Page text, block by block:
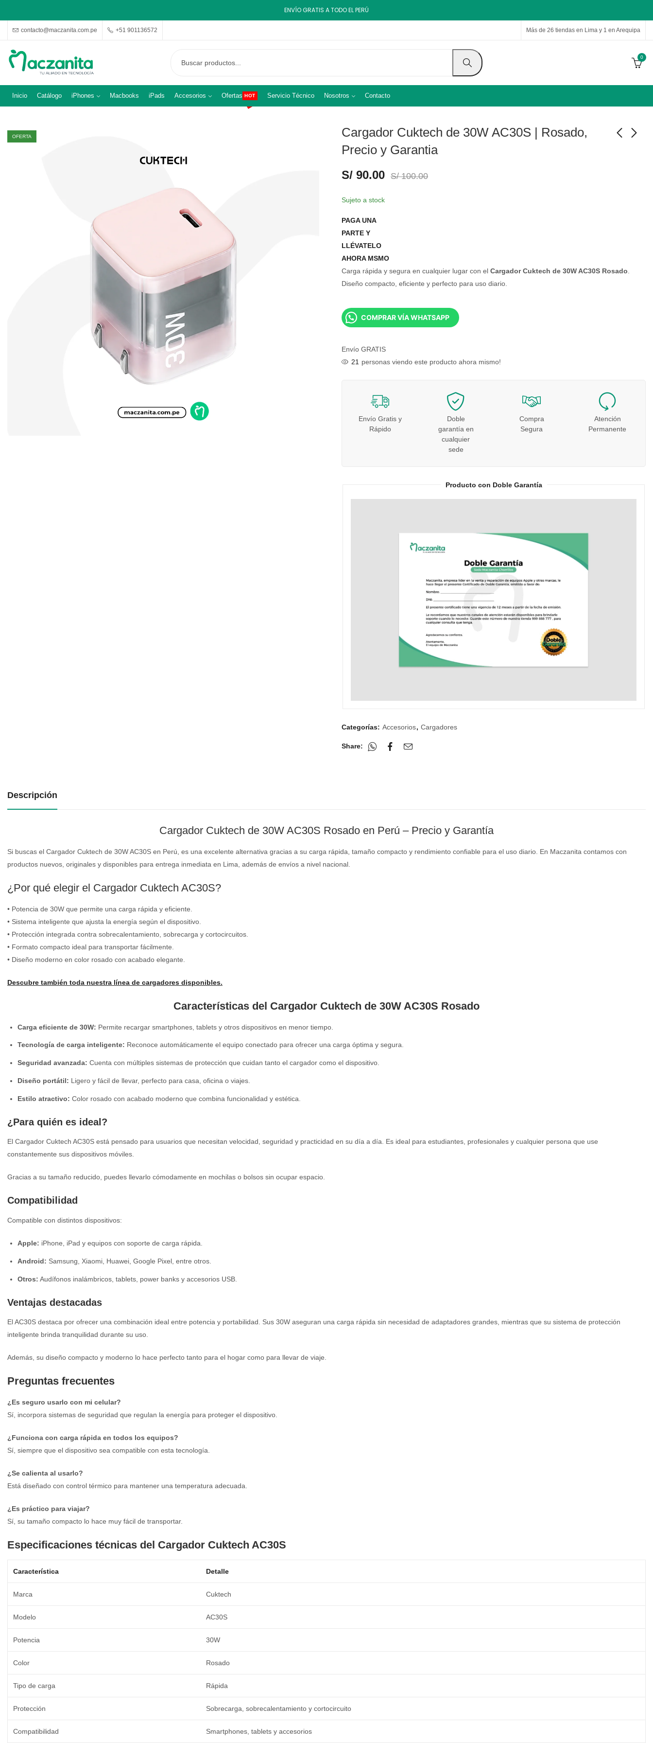
ENVÍO GRATIS A TODO EL PERÚ
contacto@maczanita.com.pe +51 901136572 Más de 26 tiendas en Lima y 1 en Arequipa
0
Inicio Catálogo iPhones Macbooks iPads Accesorios Ofertas HOT Servicio Técnico Nosotros Contacto
OFERTA
Cargador Cuktech de 30W AC30S | Rosado,
Precio y Garantia
S/ 90.00 S/100.00
Sujeto a stock
PAGA UNA
PARTE Y
LLÉVATELO
AHORA MSMO
Carga rápida y segura en cualquier lugar con el Cargador Cuktech de 30W AC30S Rosado
Diseño compacto, eficiente y perfecto para uso diario.
COMPRAR VÍA WHATSAPP
Envío GRATIS
25 personas viendo este producto ahora mismo!
Envío Gratis y
Rápido
Doble
garantía en
cualquier
sede
Compra
Segura
Atención
Permanente
Producto con Doble Garantía
Categorías: Accesorios, Cargadores
Share:
Descripción
Cargador Cuktech de 30W AC30S Rosado en Perú – Precio y Garantía
Si buscas el Cargador Cuktech de 30W AC30S en Perú, es una excelente alternativa gracias a su carga rápida, tamaño compacto y rendimiento confiable para el uso diario. En Maczanita contamos con
productos nuevos, originales y disponibles para entrega inmediata en Lima, además de envíos a nivel nacional.
¿Por qué elegir el Cargador Cuktech AC30S?
• Potencia de 30W que permite una carga rápida y eficiente.
• Sistema inteligente que ajusta la energía según el dispositivo.
• Protección integrada contra sobrecalentamiento, sobrecarga y cortocircuitos.
• Formato compacto ideal para transportar fácilmente.
• Diseño moderno en color rosado con acabado elegante.
Descubre también toda nuestra línea de cargadores disponibles.
Características del Cargador Cuktech de 30W AC30S Rosado
Carga eficiente de 30W: Permite recargar smartphones, tablets y otros dispositivos en menor tiempo.
Tecnología de carga inteligente: Reconoce automáticamente el equipo conectado para ofrecer una carga óptima y segura.
Seguridad avanzada: Cuenta con múltiples sistemas de protección que cuidan tanto el cargador como el dispositivo.
Diseño portátil: Ligero y fácil de llevar, perfecto para casa, oficina o viajes.
Estilo atractivo: Color rosado con acabado moderno que combina funcionalidad y estética.
¿Para quién es ideal?
El Cargador Cuktech AC30S está pensado para usuarios que necesitan velocidad, seguridad y practicidad en su día a día. Es ideal para estudiantes, profesionales y cualquier persona que use
constantemente sus dispositivos móviles.
Gracias a su tamaño reducido, puedes llevarlo cómodamente en mochilas o bolsos sin ocupar espacio.
Compatibilidad
Compatible con distintos dispositivos:
Apple: iPhone, iPad y equipos con soporte de carga rápida.
Android: Samsung, Xiaomi, Huawei, Google Pixel, entre otros.
Otros: Audífonos inalámbricos, tablets, power banks y accesorios USB.
Ventajas destacadas
El AC30S destaca por ofrecer una combinación ideal entre potencia y portabilidad. Sus 30W aseguran una carga rápida sin necesidad de adaptadores grandes, mientras que su sistema de protección
inteligente brinda tranquilidad durante su uso.
Además, su diseño compacto y moderno lo hace perfecto tanto para el hogar como para llevar de viaje.
Preguntas frecuentes
¿Es seguro usarlo con mi celular?
Sí, incorpora sistemas de seguridad que regulan la energía para proteger el dispositivo.
¿Funciona con carga rápida en todos los equipos?
Sí, siempre que el dispositivo sea compatible con esta tecnología.
¿Se calienta al usarlo?
Está diseñado con control térmico para mantener una temperatura adecuada.
¿Es práctico para viajar?
Sí, su tamaño compacto lo hace muy fácil de transportar.
Especificaciones técnicas del Cargador Cuktech AC30S
Característica Detalle
Marca Cuktech
Modelo AC30S
Potencia 30W
Color Rosado
Tipo de carga Rápida
Protección Sobrecarga, sobrecalentamiento y cortocircuito
Compatibilidad Smartphones, tablets y accesorios